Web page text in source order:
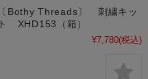
〔Bothy Threads〕 刺繍キッ
ト XHD153（箱）
¥7,780(税込)